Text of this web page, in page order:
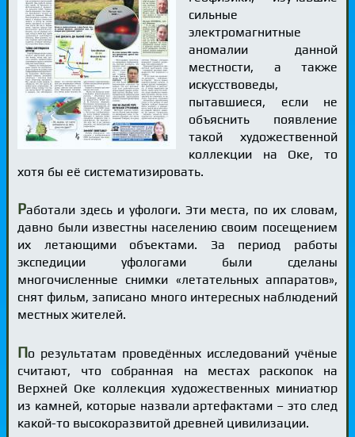
сильные
электромагнитные
аномалии данной
местности, а также
искусствоведы,
пытавшиеся, если не
объяснить появление
такой художественной
коллекции на Оке, то
хотя бы её систематизировать.
Работали здесь и уфологи. Эти места, по их словам,
давно были известны населению своим посещением
их летающими объектами. За период работы
экспедиции уфологами были сделаны
многочисленные снимки «летательных аппаратов»,
снят фильм, записано много интересных наблюдений
местных жителей.
По результатам проведённых исследований учёные
считают, что собранная на местах раскопок на
Верхней Оке коллекция художественных миниатюр
из камней, которые назвали артефактами – это след
какой-то высокоразвитой древней цивилизации.